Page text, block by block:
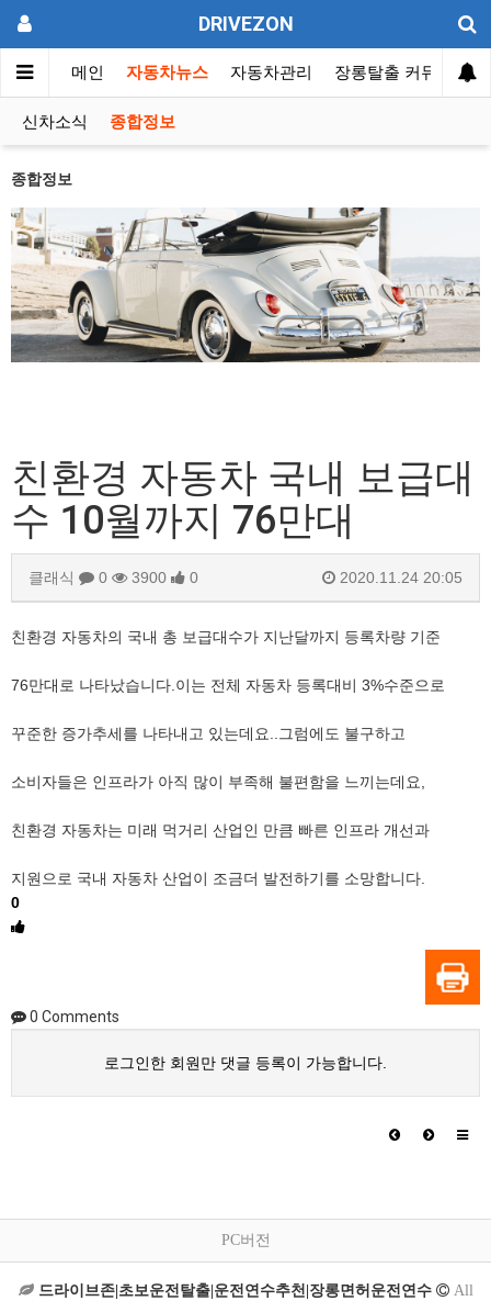
DRIVEZON
메인 자동차뉴스 자동차관리 장롱탈출 커뮤니티
신차소식 종합정보
종합정보
친환경 자동차 국내 보급대
수 10월까지 76만대
클래식 0 3900 0 2020.11.24 20:05
친환경 자동차의 국내 총 보급대수가 지난달까지 등록차량 기준
76만대로 나타났습니다.이는 전체 자동차 등록대비 3%수준으로
꾸준한 증가추세를 나타내고 있는데요..그럼에도 불구하고
소비자들은 인프라가 아직 많이 부족해 불편함을 느끼는데요,
친환경 자동차는 미래 먹거리 산업인 만큼 빠른 인프라 개선과
지원으로 국내 자동차 산업이 조금더 발전하기를 소망합니다.
0
0 Comments
로그인한 회원만 댓글 등록이 가능합니다.
PC버전
드라이브존|초보운전탈출|운전연수추천|장롱면허운전연수
All